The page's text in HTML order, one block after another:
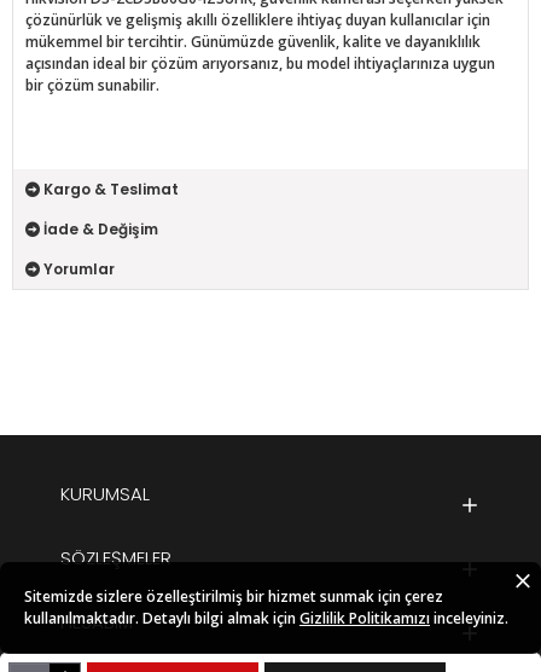
çözünürlük ve gelişmiş akıllı özelliklere ihtiyaç duyan kullanıcılar için
mükemmel bir tercihtir. Günümüzde güvenlik, kalite ve dayanıklılık
açısından ideal bir çözüm arıyorsanız, bu model ihtiyaçlarınıza uygun
bir çözüm sunabilir.
Kargo & Teslimat
İade & Değişim
Yorumlar
KURUMSAL
SÖZLEŞMELER
HESABIM
Sitemizde sizlere özelleştirilmiş bir hizmet sunmak için çerez
kullanılmaktadır. Detaylı bilgi almak içinGizlilik Politikamızıinceleyiniz.